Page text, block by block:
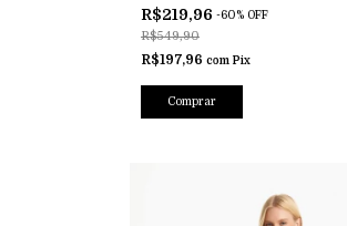
R$219,96 -60% OFF
R$549,90
R$197,96 com Pix
Comprar